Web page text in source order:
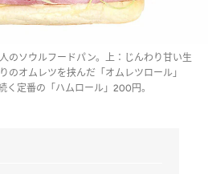
のソウルフードパン。上：じんわり甘い生
のオムレツを挟んだ「オムレツロール」
く定番の「ハムロール」200円。